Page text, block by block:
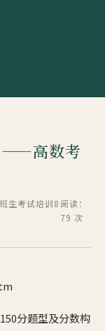
——高数考
生考试培训8 阅读：
79 次
分题型及分数构